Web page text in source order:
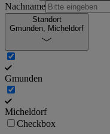
Nachname
Standort
Gmunden, Micheldorf
Gmunden
Micheldorf
Checkbox